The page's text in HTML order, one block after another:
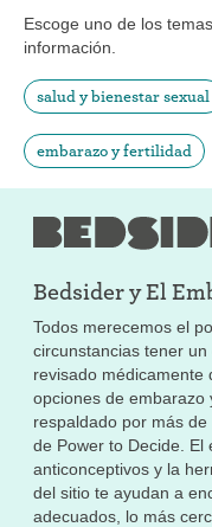
Escoge uno de los
información.
salud y bienestar sexual
embarazo y fertilidad
Bedsider yEl
Todos merecemos el
circunstancias tener
revisado médicamente
opciones de
respaldado por más
de Power to Decide. El
anticonceptivos y la
del sitio te ayudan a
adecuados, lo más